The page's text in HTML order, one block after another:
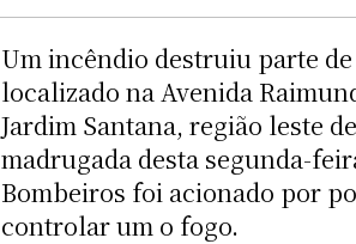
Um incêndio destruiu parte
localizado na Avenida
Jardim Santana, região leste
madrugada desta segunda-
Bombeiros foi acionado por
controlar um o fogo.